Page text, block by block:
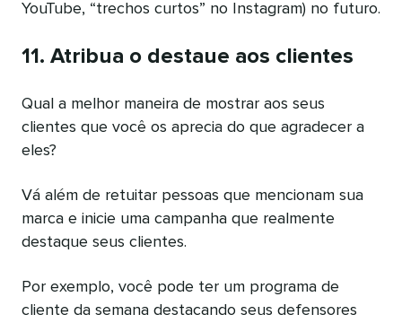
YouTube, “trechos curtos” no Instagram) no futuro.
11. Atribua o destaue aos clientes
Qual a melhor maneira de mostrar aos seus
clientes que você os aprecia do que agradecer a
eles?
Vá além de retuitar pessoas que mencionam sua
marca e inicie uma campanha que realmente
destaque seus clientes.
Por exemplo, você pode ter um programa de
cliente da semana destacando seus defensores